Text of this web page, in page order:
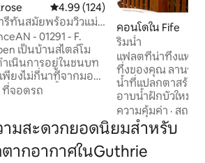
คะแนนเฉลี่ย 4.99 จาก 5, 124 รีวิว
4.99 (124)
รีทันสมัยพร้อมวิวแม่
- 01291 - F.
เนินการอยู่ในชนบท
พียงไม่กี่นาทีจากมอน
ามสะดวกทั้งหมดใน
น้ำ 3 ห้องห้องเด็กเล่น
งสำหรับครอบครัว
นอกมีสวนด้านหลังที่
พร้อมดาดฟ้า ลาน
ที่จอดรถ
คอนโดใน Fife
ริมน้ำ
แฟลตที่น่าทึ่งแห่ง
ทึ่งของคุณ ลานระเบียงดาดฟ้าและสวนริม
น้ำที่แปลกตาสร้าง
อาบน้ำฝักบัวใหม่
สไตล์สร้างสถาน
เหมือนใคร เพลิด
ดาดฟ้าหรือเดินไป
ยอดเยี่ยม แฟลตที่
ความคุ้มค่า · สถาน
ามสะดวกยอดนิยมสำหรับ
ากอากาศในGuthrie